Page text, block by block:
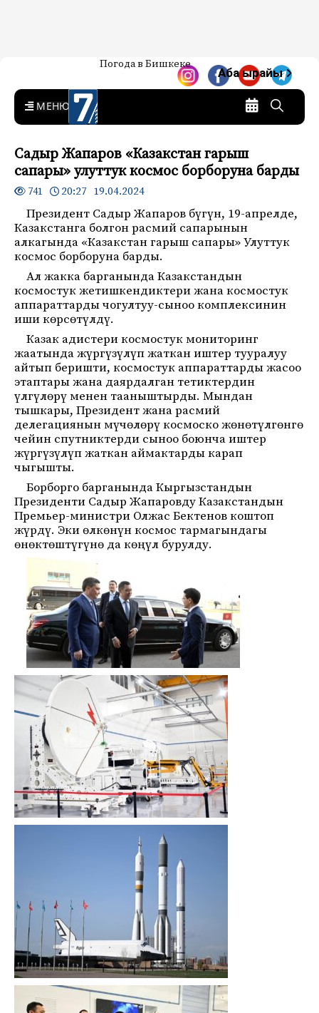
7-канал. Жаңылыктар —
Кыргызстан
Жаңылыктар — Кыргызстан
Погода в Бишкеке
Аба ырайы
MENU
Садыр Жапаров «Казакстан гарыш
сапары» улуттук космос борборуна барды
741 20:27 19.04.2024
Президент Садыр Жапаров бүгүн, 19-апрелде,
Казакстанга болгон расмий сапарынын
алкагында «Казакстан гарыш сапары» Улуттук
космос борборуна барды.
Ал жакка барганында Казакстандын
космостук жетишкендиктери жана космостук
аппараттарды чогултуу-сыноо комплексинин
иши көрсөтүлдү.
Казак адистери космостук мониторинг
жаатында жүргүзүлүп жаткан иштер тууралуу
айтып беришти, космостук аппараттарды жасоо
этаптары жана даярдалган тетиктердин
үлгүлөрү менен тааныштырды. Мындан
тышкары, Президент жана расмий
делегациянын мүчөлөрү космоско жөнөтүлгөнгө
чейин спутниктерди сыноо боюнча иштер
жүргүзүлүп жаткан аймактарды карап
чыгышты.
Борборго барганында Кыргызстандын
Президенти Садыр Жапаровду Казакстандын
Премьер-министри Олжас Бектенов коштоп
жүрдү. Эки өлкөнүн космос тармагындагы
өнөктөштүгүнө да көңүл бурулду.